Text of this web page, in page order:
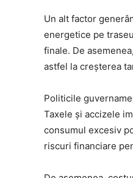
Un alt factor
energetice pe
finale. De
astfel la creșterea
Politicile
Taxele și accizele
consumul excesiv
riscuri financiare